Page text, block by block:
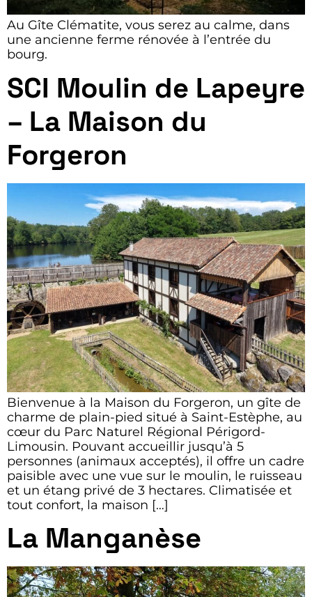
Au Gîte Clématite, vous serez au calme, dans
une ancienne ferme rénovée à l’entrée du
bourg.
SCI Moulin de Lapeyre
– La Maison du
Forgeron
Bienvenue à la Maison du Forgeron, un gîte de
charme de plain-pied situé à Saint-Estèphe, au
cœur du Parc Naturel Régional Périgord-
Limousin. Pouvant accueillir jusqu’à 5
personnes (animaux acceptés), il offre un cadre
paisible avec une vue sur le moulin, le ruisseau
et un étang privé de 3 hectares. Climatisée et
tout confort, la maison […]
La Manganèse